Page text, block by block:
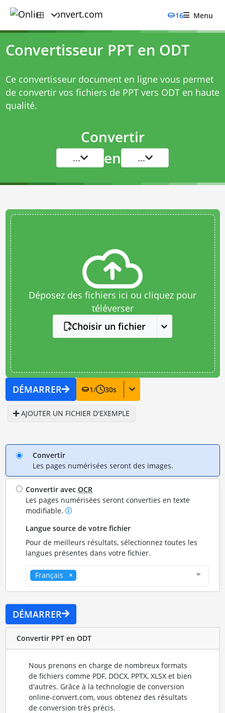
16 Menu
Convertisseur PPT en ODT
Ce convertisseur document en ligne vous permet
de convertir vos fichiers de PPT vers ODT en haute
qualité.
Convertir
... en ...
Déposez des fichiers ici ou cliquez pour
téléverser
Choisir un fichier
DÉMARRER 1/ 30s
AJOUTER UN FICHIER D'EXEMPLE
Convertir
Les pages numérisées seront des images.
Convertir avecOCR
Les pages numérisées seront converties en texte
modifiable.
Langue source de votre fichier
Pour de meilleurs résultats, sélectionnez toutes les
langues présentes dans votre fichier.
Français
DÉMARRER
Convertir PPT en ODT
Nous prenons en charge de nombreux formats
de fichiers comme PDF, DOCX, PPTX, XLSX et bien
d'autres. Grâce à la technologie de conversion
online-convert.com, vous obtenez des résultats
de conversion très précis.